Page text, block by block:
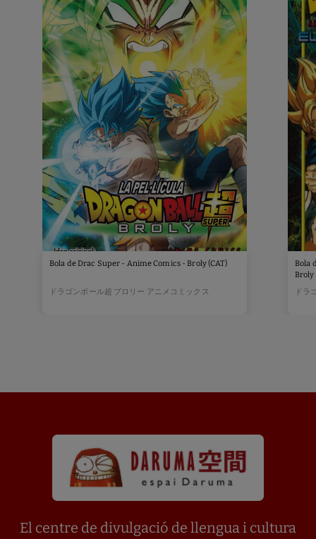
Bola de Drac Super - Anime Comics - Broly (CAT)
ドラゴンボール超 ブロリー アニメコミックス
Bola
Broly
ドラ
El centre de divulgació de llengua i cultura